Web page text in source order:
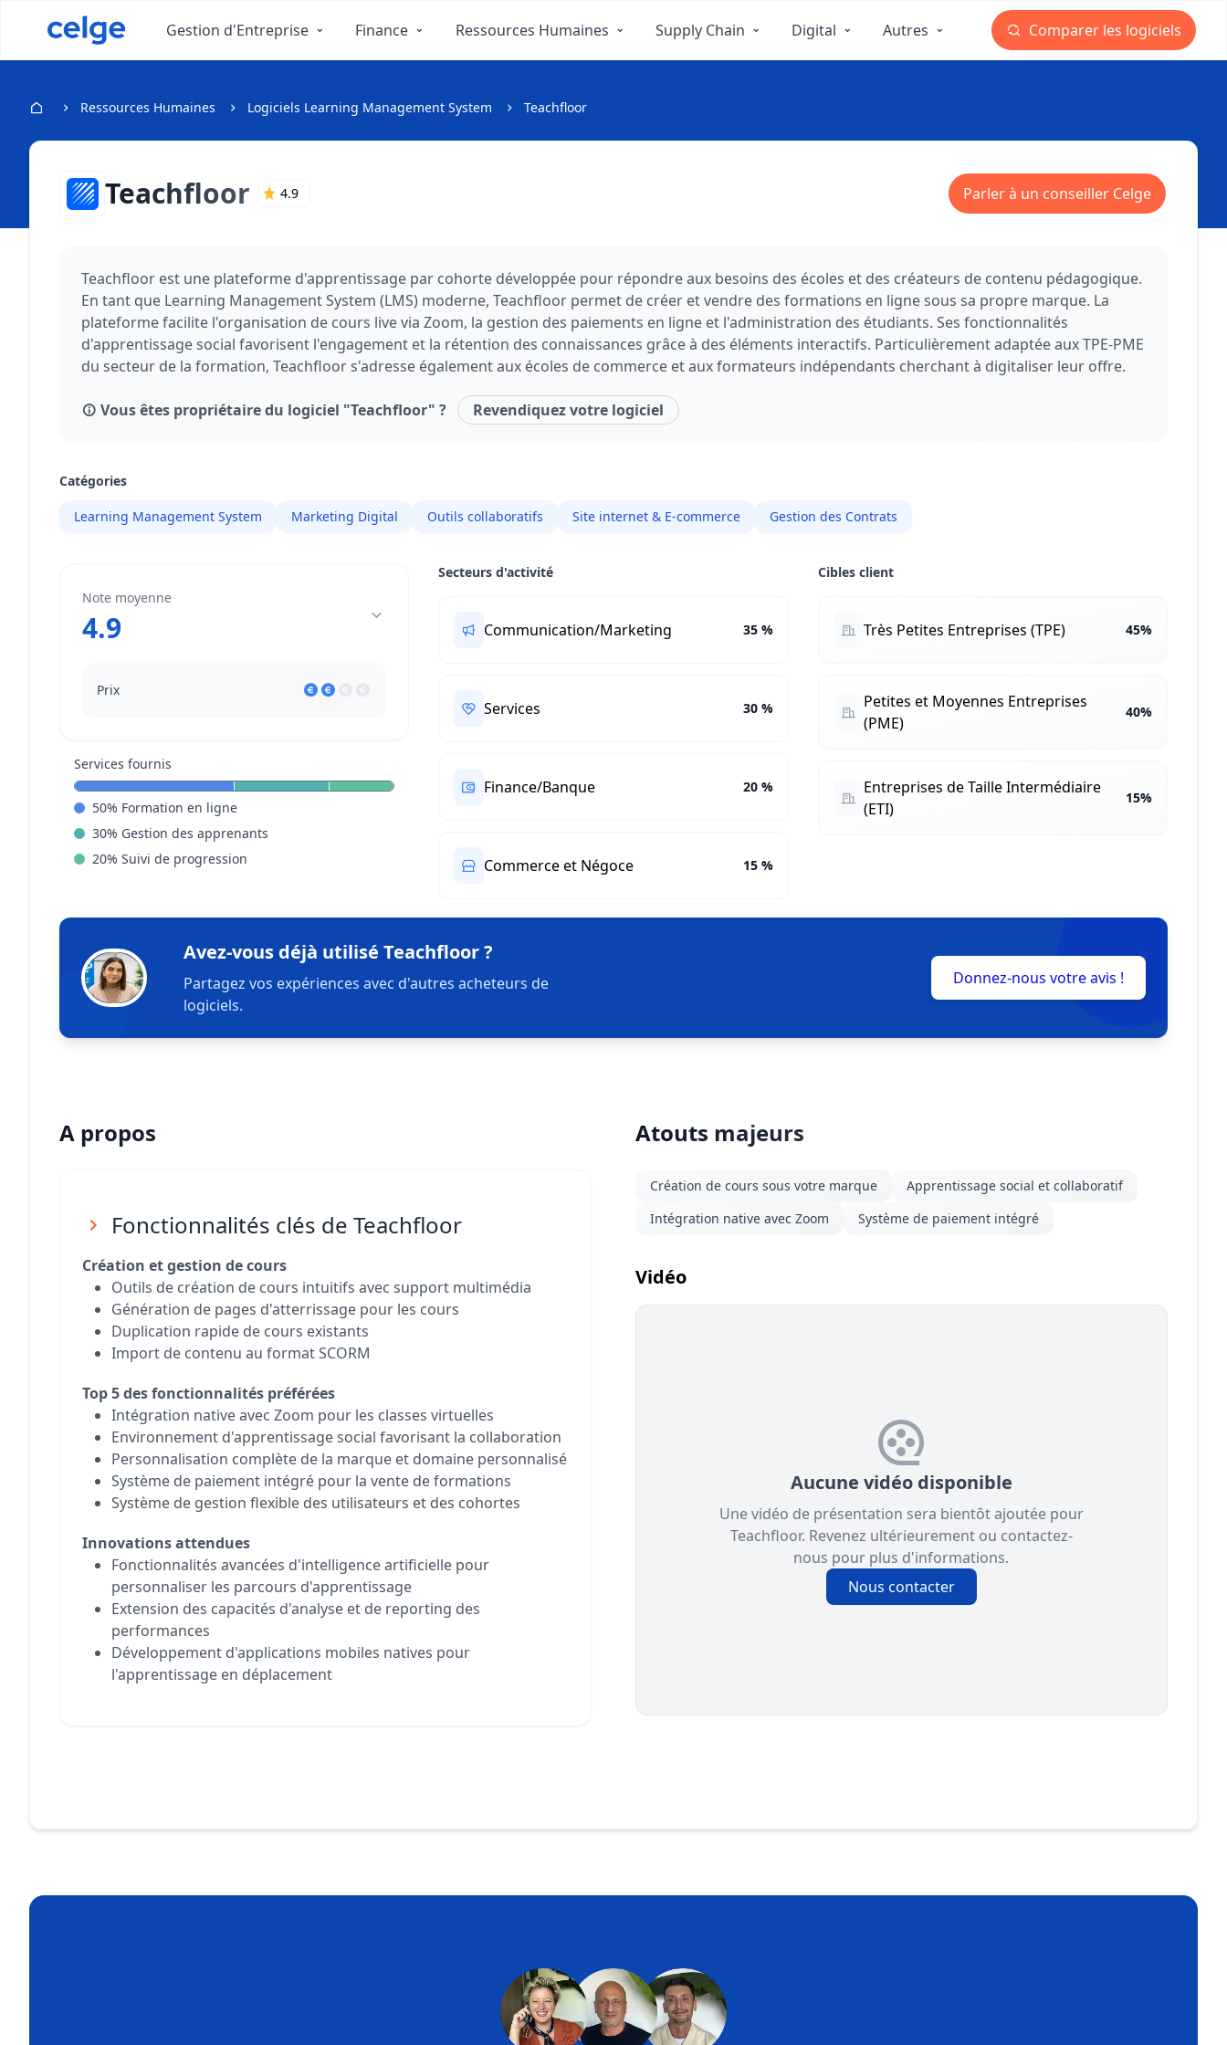
Gestion d'Entreprise Finance Ressources Humaines Supply Chain Digital Autres Comparer les logiciels
Ressources Humaines Logiciels Learning Management System Teachfloor
Teachfloor 4.9 Parler à un conseiller Celge
Teachfloor est une plateforme d'apprentissage par cohorte développée pour répondre aux besoins des écoles et des créateurs de contenu pédagogique.
En tant que Learning Management System (LMS) moderne, Teachfloor permet de créer et vendre des formations en ligne sous sa propre marque. La
plateforme facilite l'organisation de cours live via Zoom, la gestion des paiements en ligne et l'administration des étudiants. Ses fonctionnalités
d'apprentissage social favorisent l'engagement et la rétention des connaissances grâce à des éléments interactifs. Particulièrement adaptée aux TPE-PME
du secteur de la formation, Teachfloor s'adresse également aux écoles de commerce et aux formateurs indépendants cherchant à digitaliser leur offre.
Vous êtes propriétaire du logiciel "Teachfloor" ? Revendiquez votre logiciel
Catégories
Learning Management System Marketing Digital Outils collaboratifs Site internet & E-commerce Gestion des Contrats
Note moyenne
4.9
Prix
Services fournis
50% Formation en ligne
30% Gestion des apprenants
20% Suivi de progression
Secteurs d'activité
Communication/Marketing 35 %
Services 30 %
Finance/Banque 20 %
Commerce et Négoce 15 %
Cibles client
Très Petites Entreprises (TPE) 45%
Petites et Moyennes Entreprises
(PME)
40%
Entreprises de Taille Intermédiaire
(ETI)
15%
Avez-vous déjà utilisé Teachfloor ?
Partagez vos expériences avec d'autres acheteurs de
logiciels.
Donnez-nous votre avis !
A propos
Fonctionnalités clés de Teachfloor
Création et gestion de cours
Outils de création de cours intuitifs avec support multimédia
Génération de pages d'atterrissage pour les cours
Duplication rapide de cours existants
Import de contenu au format SCORM
Top 5 des fonctionnalités préférées
Intégration native avec Zoom pour les classes virtuelles
Environnement d'apprentissage social favorisant la collaboration
Personnalisation complète de la marque et domaine personnalisé
Système de paiement intégré pour la vente de formations
Système de gestion flexible des utilisateurs et des cohortes
Innovations attendues
Fonctionnalités avancées d'intelligence artificielle pour
personnaliser les parcours d'apprentissage
Extension des capacités d'analyse et de reporting des
performances
Développement d'applications mobiles natives pour
l'apprentissage en déplacement
Atouts majeurs
Création de cours sous votre marque
Apprentissage social et collaboratif
Intégration native avec Zoom
Système de paiement intégré
Vidéo
Aucune vidéo disponible
Une vidéo de présentation sera bientôt ajoutée pour
Teachfloor. Revenez ultérieurement ou contactez-
nous pour plus d'informations.
Nous contacter